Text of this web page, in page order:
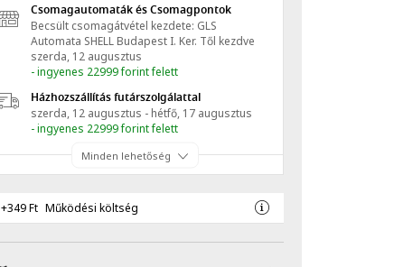
Csomagautomaták és Csomagpontok
Becsült csomagátvétel kezdete: GLS
Automata SHELL Budapest I. Ker. Től kezdve
szerda, 12 augusztus
- ingyenes 22999 forint felett
Házhozszállítás futárszolgálattal
szerda, 12 augusztus - hétfő, 17 augusztus
- ingyenes 22999 forint felett
Minden lehetőség
+349 Ft Működési költség